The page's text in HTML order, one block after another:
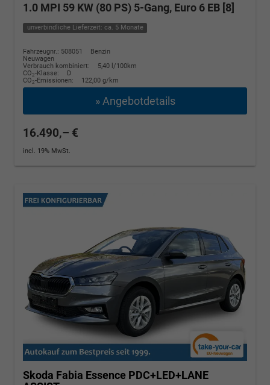
1.0 MPI 59 KW (80 PS) 5-Gang, Euro 6 EB [8]
unverbindliche Lieferzeit: ca. 5 Monate
Fahrzeugnr.: 508051
Benzin
Neuwagen
Verbrauch kombiniert:
5,40 l/100km
CO2-Klasse:
D
CO2-Emissionen: 122,00 g/km
» Angebotdetails
16.490,– €
incl. 19% MwSt.
Skoda Fabia Essence PDC+LED+LANE